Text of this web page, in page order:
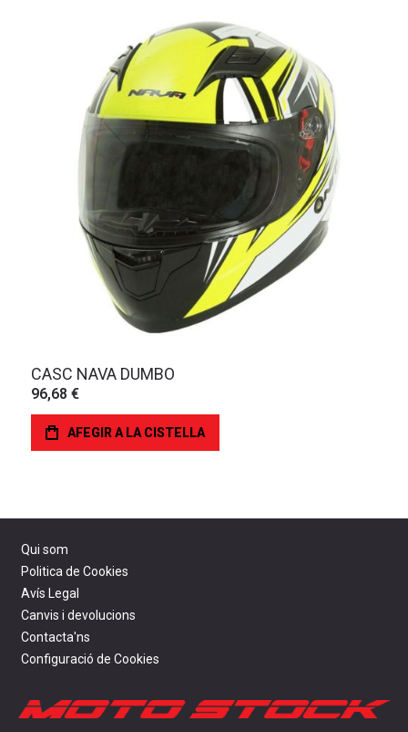
CASC NAVA DUMBO
96,68 €
AFEGIR A LA CISTELLA
Qui som
Politica de Cookies
Avís Legal
Canvis i devolucions
Contacta'ns
Configuració de Cookies